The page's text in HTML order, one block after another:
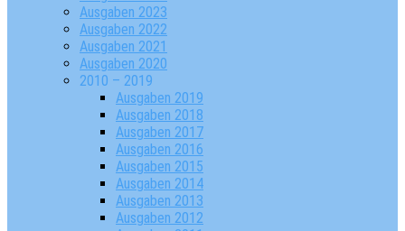
Ausgaben 2023
Ausgaben 2022
Ausgaben 2021
Ausgaben 2020
2010 – 2019
Ausgaben 2019
Ausgaben 2018
Ausgaben 2017
Ausgaben 2016
Ausgaben 2015
Ausgaben 2014
Ausgaben 2013
Ausgaben 2012